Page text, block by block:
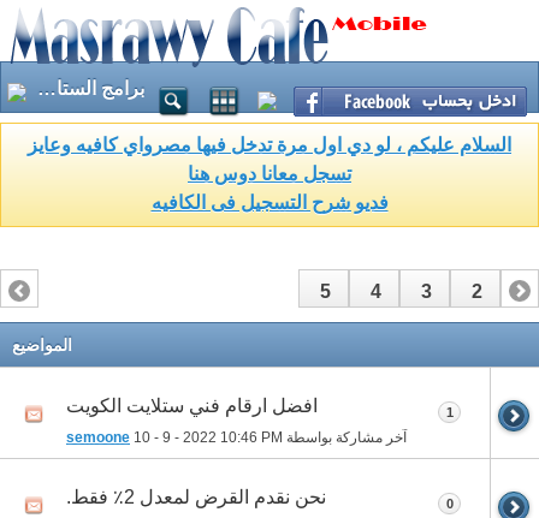
برامج الستالايت
السلام عليكم ، لو دي اول مرة تدخل فيها مصرواي كافيه وعايز
تسجل معانا دوس هنا
فديو شرح التسجيل فى الكافيه
1
2
3
4
5
المواضيع
افضل ارقام فني ستلايت الكويت
آخر مشاركة بواسطة semoone 10 - 9 - 2022 10:46 PM
1
نحن نقدم القرض لمعدل 2٪ فقط. 0